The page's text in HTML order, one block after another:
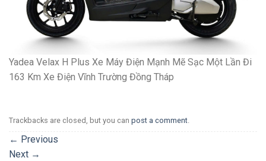
Yadea Velax H Plus Xe Máy Điện Mạnh Mẽ Sạc Một Lần Đi
163 Km Xe Điện Vĩnh Trường Đồng Tháp
Trackbacks are closed, but you can post a comment.
← Previous
Next →